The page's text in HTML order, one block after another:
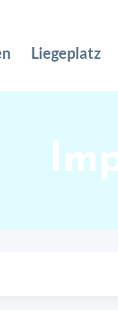
Liegeplatz